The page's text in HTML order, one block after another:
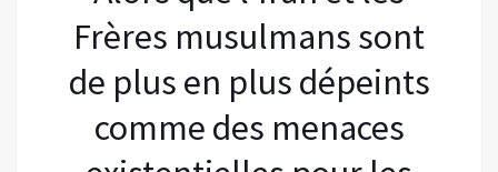
Frères musulmans sont
de plus en plus dépeints
comme des menaces